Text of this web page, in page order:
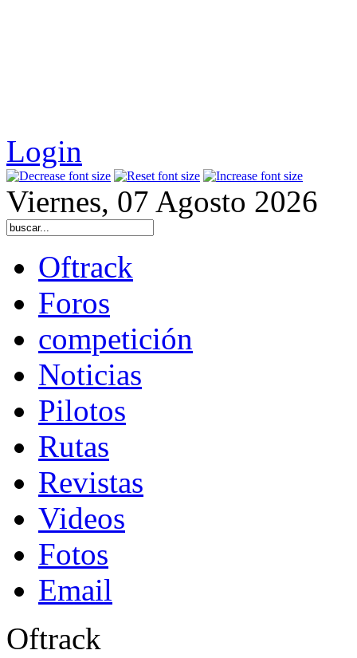
Login
Viernes, 07 Agosto 2026
Oftrack
Foros
competición
Noticias
Pilotos
Rutas
Revistas
Videos
Fotos
Email
Oftrack